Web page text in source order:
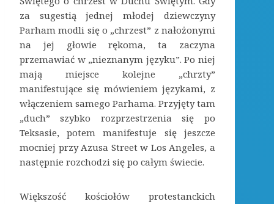
za sugestią jednej młodej dziewczyny
Parham modli się o „chrzest” z nałożonymi
na jej głowie rękoma, ta zaczyna
przemawiać w „nieznanym języku”. Po niej
mają miejsce kolejne „chrzty”
manifestujące się mówieniem językami, z
włączeniem samego Parhama. Przyjęty tam
„duch” szybko rozprzestrzenia się po
Teksasie, potem manifestuje się jeszcze
mocniej przy Azusa Street w Los Angeles, a
następnie rozchodzi się po całym świecie.
Większość kościołów protestanckich